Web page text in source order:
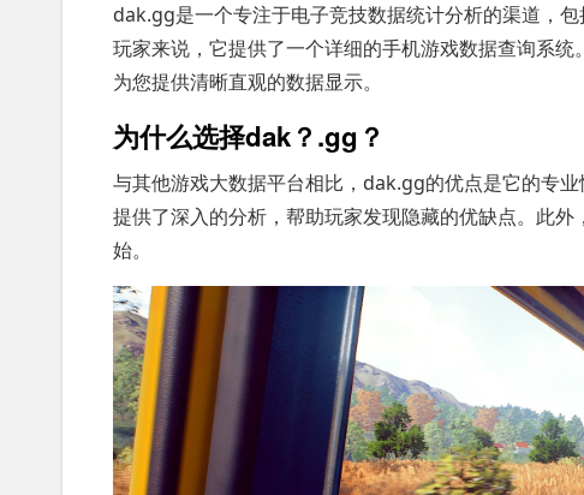
dak.gg是一个专注于电子竞技数据统计分析的渠道，
玩家来说，它提供了一个详细的手机游戏数据查询系
为您提供清晰直观的数据显示。
为什么选择dak？.gg？
与其他游戏大数据平台相比，dak.gg的优点是它的专
提供了深入的分析，帮助玩家发现隐藏的优缺点。此
始。